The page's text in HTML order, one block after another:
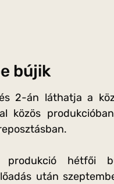
bújik
2-án láthatja a
közös
hétfői
után